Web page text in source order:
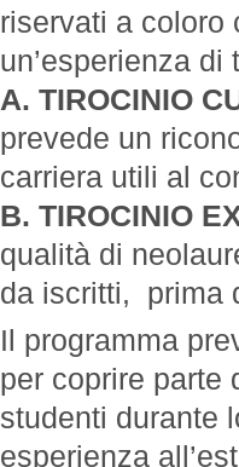
riservati a coloro
un’esperienza
A. TIROCINIO
prevede un
carriera utili al
B. TIROCINIO
qualità di
da iscritti, prima
Il programma
per coprire parte
studenti durante
esperienza